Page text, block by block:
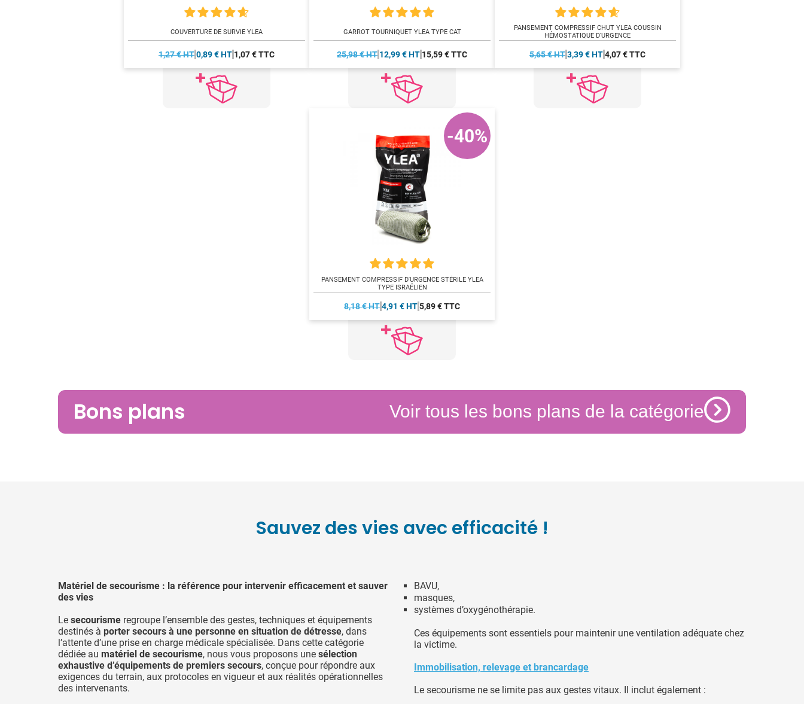
COUVERTURE DE SURVIE YLEA
1,27 € HT0,89 € HT 1,07 € TTC
GARROT TOURNIQUET YLEA TYPE CAT
25,98 € HT 12,99 € HT 15,59 € TTC
PANSEMENT COMPRESSIF CHUT YLEA COUSSIN
HÉMOSTATIQUE D'URGENCE
5,65 € HT3,39 € HT4,07 € TTC
PANSEMENT COMPRESSIF D'URGENCE STÉRILE YLEA
TYPE ISRAÉLIEN
8,18 € HT4,91 € HT5,89 € TTC
-40%
Bons plans Voir tous les bons plans de la catégorie
Sauvez des vies avec efficacité !
Matériel de secourisme : la référence pour intervenir efficacement et sauver
des vies
Le secourisme regroupe l’ensemble des gestes, techniques et équipements
destinés à porter secours à une personne en situation de détresse, dans
l’attente d’une prise en charge médicale spécialisée. Dans cette catégorie
dédiée au matériel de secourisme, nous vous proposons une sélection
exhaustive d’équipements de premiers secours, conçue pour répondre aux
exigences du terrain, aux protocoles en vigueur et aux réalités opérationnelles
des intervenants.
BAVU,
masques,
systèmes d’oxygénothérapie.
Ces équipements sont essentiels pour maintenir une ventilation adéquate chez
la victime.
Immobilisation, relevage et brancardage
Le secourisme ne se limite pas aux gestes vitaux. Il inclut également :